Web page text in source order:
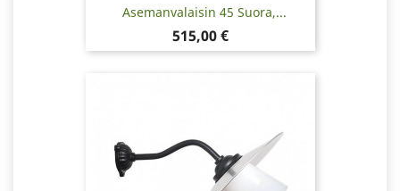
Asemanvalaisin 45 Suora,...
Hinta
515,00 €